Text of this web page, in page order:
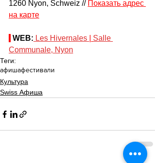
1260 Nyon, Schweiz // Показать адрес
на карте
WEB: Les Hivernales
Salle
Communale, Nyon
Теги:
афишафестивали
Культура
Swiss Афиша